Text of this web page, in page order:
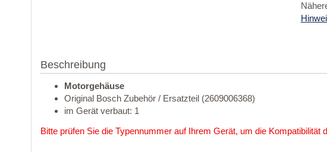
Beschreibung
Motorgehäuse
Original Bosch Zubehör / Ersatzteil (2609006368)
im Gerät verbaut: 1
Bitte prüfen Sie die Typennummer auf Ihrem Gerät, um die